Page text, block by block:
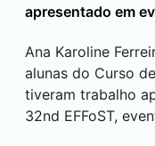
apresentado em
Ana Karoline
alunas do Curso
tiveram trabalho
32nd EFFoST,